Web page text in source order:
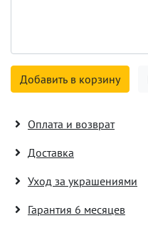
Добавить в корзину
Оплата и возврат
Доставка
Уход за украшениями
Гарантия 6 месяцев